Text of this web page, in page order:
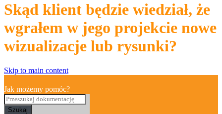
Skąd klient będzie wiedział, że
wgrałem w jego projekcie nowe
wizualizacje lub rysunki?
Skip to main content
Jak możemy pomóc?
Szukaj